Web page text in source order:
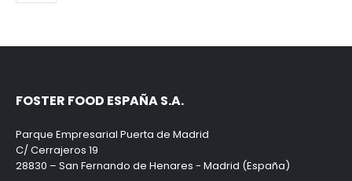
FOSTER FOOD ESPAÑA S.A.
Parque Empresarial Puerta de Madrid
C/ Cerrajeros 19
28830 – San Fernando de Henares - Madrid (España)